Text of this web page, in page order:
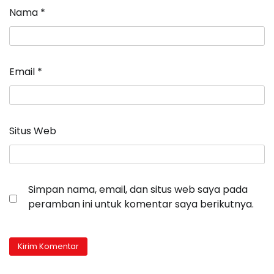
Nama *
Email *
Situs Web
Simpan nama, email, dan situs web saya pada
peramban ini untuk komentar saya berikutnya.